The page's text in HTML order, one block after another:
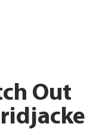
Out